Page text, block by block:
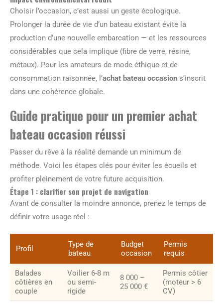
Choisir l’occasion, c’est aussi un geste écologique.
Prolonger la durée de vie d’un bateau existant évite la
production d’une nouvelle embarcation — et les ressources
considérables que cela implique (fibre de verre, résine,
métaux). Pour les amateurs de mode éthique et de
consommation raisonnée, l’achat bateau occasion s’inscrit
dans une cohérence globale.
Guide pratique pour un premier achat
bateau occasion réussi
Passer du rêve à la réalité demande un minimum de
méthode. Voici les étapes clés pour éviter les écueils et
profiter pleinement de votre future acquisition.
Étape 1 : clarifier son projet de navigation
Avant de consulter la moindre annonce, prenez le temps de
définir votre usage réel :
Profil
Type de
bateau
Budget
occasion
Permis
requis
Balades
côtières en
couple
Voilier 6-8 m
ou semi-
rigide
8 000 –
25 000 €
Permis côtier
(moteur > 6
CV)